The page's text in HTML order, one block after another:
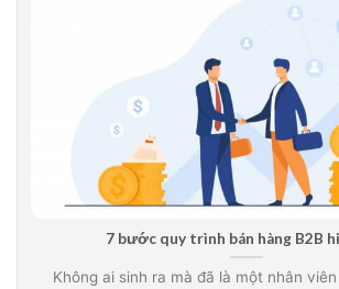
7 bước quy trình bán hàng B2B
Không ai sinh ra mà đã là một nhân